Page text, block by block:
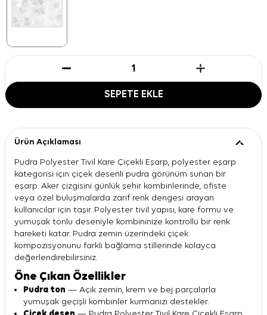
SEPETE EKLE
Ürün Açıklaması
Pudra Polyester Tivil Kare Çiçekli Eşarp, polyester eşarp
kategorisi için çiçek desenli pudra görünüm sunan bir
eşarp. Aker çizgisini günlük şehir kombinlerinde, ofiste
veya özel buluşmalarda zarif renk dengesi arayan
kullanıcılar için taşır. Polyester tivil yapısı, kare formu ve
yumuşak tonlu deseniyle kombininize kontrollü bir renk
hareketi katar. Pudra zemin üzerindeki çiçek
kompozisyonunu farklı bağlama stillerinde kolayca
değerlendirebilirsiniz.
Öne Çıkan Özellikler
Pudra ton — Açık zemin, krem ve bej parçalarla
yumuşak geçişli kombinler kurmanızı destekler.